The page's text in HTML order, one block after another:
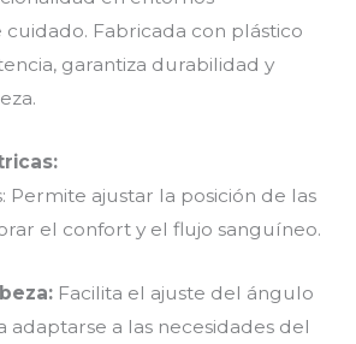
cuidado. Fabricada con plástico
garantiza durabilidad y
Permite ajustar la posición de las
el confort y el flujo sanguíneo.
Facilita el ajuste del ángulo
adaptarse a las necesidades del